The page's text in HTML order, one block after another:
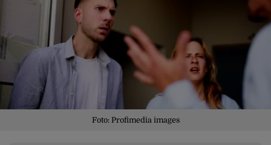
Foto: Profimedia images